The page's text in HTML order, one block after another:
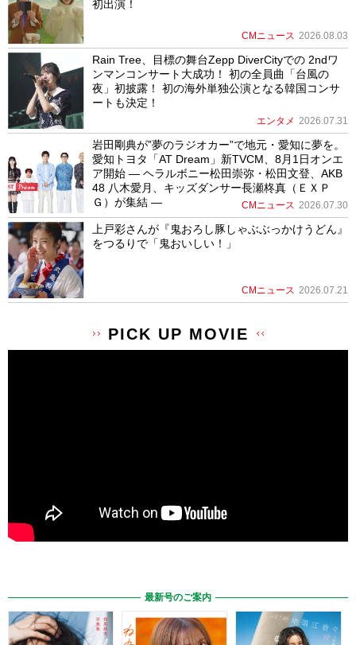
初出演！
CMニュース 2026.08.03
Rain Tree、目標の舞台Zepp DiverCityでの 2ndワ
ンマンコンサート大成功！ 初の全員曲「台風の
夜」初披露！ 初の海外単独公演となる韓国コンサ
ートも決定！
エンタメ 2026.07.31
岩田剛典が”夢のラジオカー”で地元・愛知に夢を。
愛知トヨタ「AT Dream」新TVCM、8月1日オンエ
ア開始 ― ヘラルボニー松田崇弥・松田文登、AKB
48 八木愛月、キッズダンサー長瀬柊真（ＥＸＰ
Ｇ）が集結 ―
CMニュース 2026.07.30
上戸彩さんが『鬼おろし豚しゃぶぶっかけうどん』
をつるりで「鬼おいしい！」
CMニュース 2026.07.21
PICK UP MOVIE
最新号のご案内